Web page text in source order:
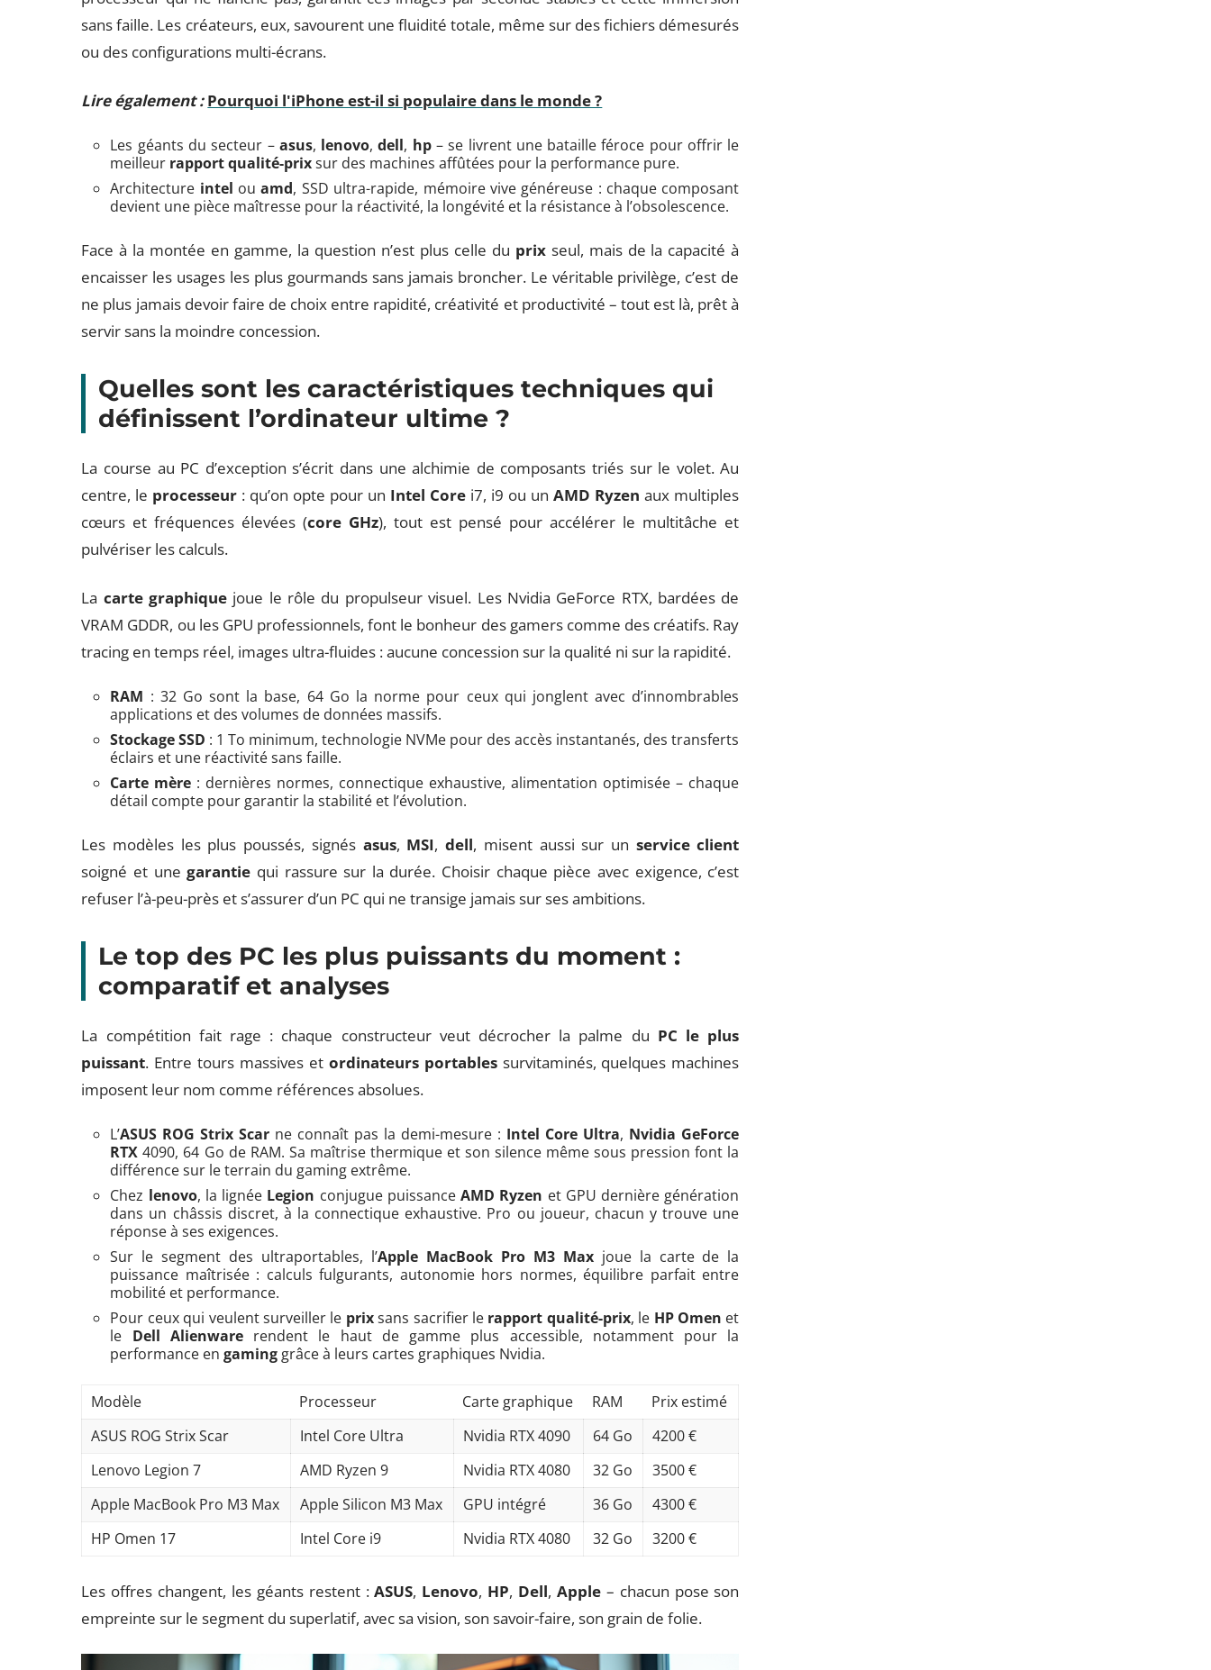
sans faille. Les créateurs, eux, savourent une fluidité totale, même sur des fichiers démesurés
ou des configurations multi-écrans.
Lire également : Pourquoi l'iPhone est-il si populaire dans le monde ?
Les géants du secteur – asus, lenovo,dell, hp– se livrent une bataille féroce pour offrir le
meilleur rapport qualité-prixsur des machines affûtées pour la performance pure.
Architecture intel ouamd, SSD ultra-rapide, mémoire vive généreuse : chaque composant
devient une pièce maîtresse pour la réactivité, la longévité et la résistance à l’obsolescence.
Face à la montée en gamme, la question n’est plus celle du prixseul, mais de la capacité à
encaisser les usages les plus gourmands sans jamais broncher. Le véritable privilège, c’est de
ne plus jamais devoir faire de choix entre rapidité, créativité et productivité – tout est là, prêt à
servir sans la moindre concession.
Quelles sont les caractéristiques techniques qui
définissent l’ordinateur ultime ?
La course au PC d’exception s’écrit dans une alchimie de composants triés sur le volet. Au
centre, le processeur : qu’on opte pour un Intel Core i7, i9 ou unAMD Ryzen aux multiples
cœurs et fréquences élevées (core GHz), tout est pensé pour accélérer le multitâche et
pulvériser les calculs.
La carte graphique joue le rôle du propulseur visuel. Les Nvidia GeForce RTX, bardées de
VRAM GDDR, ou les GPU professionnels, font le bonheur des gamers comme des créatifs. Ray
tracing en temps réel, images ultra-fluides : aucune concession sur la qualité ni sur la rapidité.
RAM : 32 Go sont la base, 64 Go la norme pour ceux qui jonglent avec d’innombrables
applications et des volumes de données massifs.
Stockage SSD : 1 To minimum, technologie NVMe pour des accès instantanés, des transferts
éclairs et une réactivité sans faille.
Carte mère : dernières normes, connectique exhaustive, alimentation optimisée – chaque
détail compte pour garantir la stabilité et l’évolution.
Les modèles les plus poussés, signés asus, MSI,dell, misent aussi sur un service client
soigné et unegarantie qui rassure sur la durée. Choisir chaque pièce avec exigence, c’est
refuser l’à-peu-près et s’assurer d’un PC qui ne transige jamais sur ses ambitions.
Le top des PC les plus puissants du moment :
comparatif et analyses
La compétition fait rage : chaque constructeur veut décrocher la palme du PC le plus
puissant. Entre tours massives et ordinateurs portablessurvitaminés, quelques machines
imposent leur nom comme références absolues.
L’ASUS ROG Strix Scar ne connaît pas la demi-mesure : Intel Core Ultra, Nvidia GeForce
RTX 4090, 64 Go de RAM. Sa maîtrise thermique et son silence même sous pression font la
différence sur le terrain du gaming extrême.
Chez lenovo, la lignée Legion conjugue puissanceAMD Ryzen et GPU dernière génération
dans un châssis discret, à la connectique exhaustive. Pro ou joueur, chacun y trouve une
réponse à ses exigences.
Sur le segment des ultraportables, l’Apple MacBook Pro M3 Maxjoue la carte de la
puissance maîtrisée : calculs fulgurants, autonomie hors normes, équilibre parfait entre
mobilité et performance.
Pour ceux qui veulent surveiller le prixsans sacrifier le rapport qualité-prix, le HP Omen et
le Dell Alienwarerendent le haut de gamme plus accessible, notamment pour la
performance engaming grâce à leurs cartes graphiques Nvidia.
Modèle Processeur Carte graphique RAM
Prix estimé
ASUS ROG Strix Scar
Intel Core Ultra Nvidia RTX 4090 64 Go
4200 €
Lenovo Legion 7
AMD Ryzen 9 Nvidia RTX 4080 32 Go
3500 €
Apple MacBook Pro M3 Max
Apple Silicon M3 Max GPU intégré 36 Go
4300 €
HP Omen 17
Intel Core i9 Nvidia RTX 4080 32 Go 3200 €
Les offres changent, les géants restent :ASUS, Lenovo, HP, Dell, Apple– chacun pose son
empreinte sur le segment du superlatif, avec sa vision, son savoir-faire, son grain de folie.